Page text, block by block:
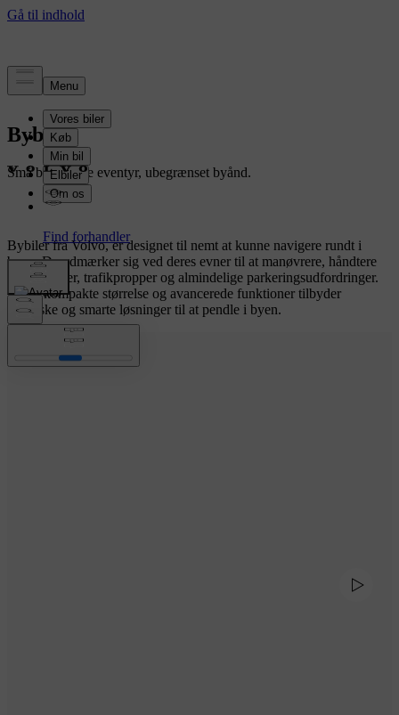
Bybiler
Små biler, store eventyr, ubegrænset byånd.
Bybiler fra Volvo, er designet til nemt at kunne navigere rundt i
byen. De udmærker sig ved deres evner til at manøvrere, håndtere
smalle gader, trafikpropper og almindelige parkeringsudfordringer.
Deres kompakte størrelse og avancerede funktioner tilbyder
praktiske og smarte løsninger til at pendle i byen.